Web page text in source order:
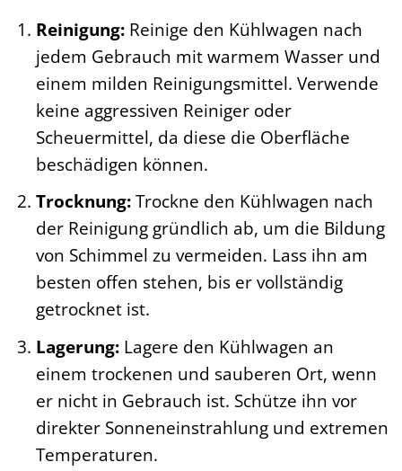
Reinigung:Reinige den Kühlwagen nach
jedem Gebrauch mit warmem Wasser und
einem milden Reinigungsmittel. Verwende
keine aggressiven Reiniger oder
Scheuermittel, da diese die Oberfläche
beschädigen können.
Trocknung:Trockne den Kühlwagen nach
der Reinigung gründlich ab, um die Bildung
von Schimmel zu vermeiden. Lass ihn am
besten offen stehen, bis er vollständig
getrocknet ist.
Lagerung:Lagere den Kühlwagen an
einem trockenen und sauberen Ort, wenn
er nicht in Gebrauch ist. Schütze ihn vor
direkter Sonneneinstrahlung und extremen
Temperaturen.